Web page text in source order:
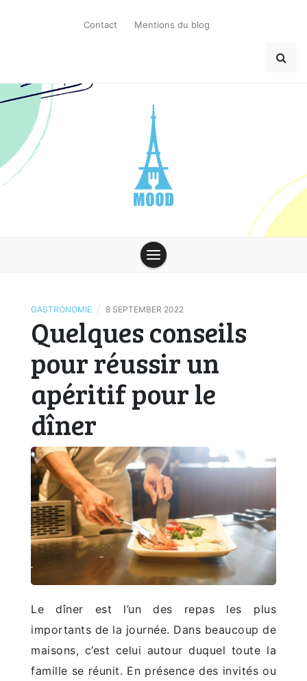
Contact Mentions du blog
MoodParis
GASTRONOMIE / 8 SEPTEMBER 2022
Quelques conseils
pour réussir un
apéritif pour le
dîner
Le dîner est l’un des repas les plus
importants de la journée. Dans beaucoup de
maisons, c’est celui autour duquel toute la
famille se réunit. En présence des invités ou